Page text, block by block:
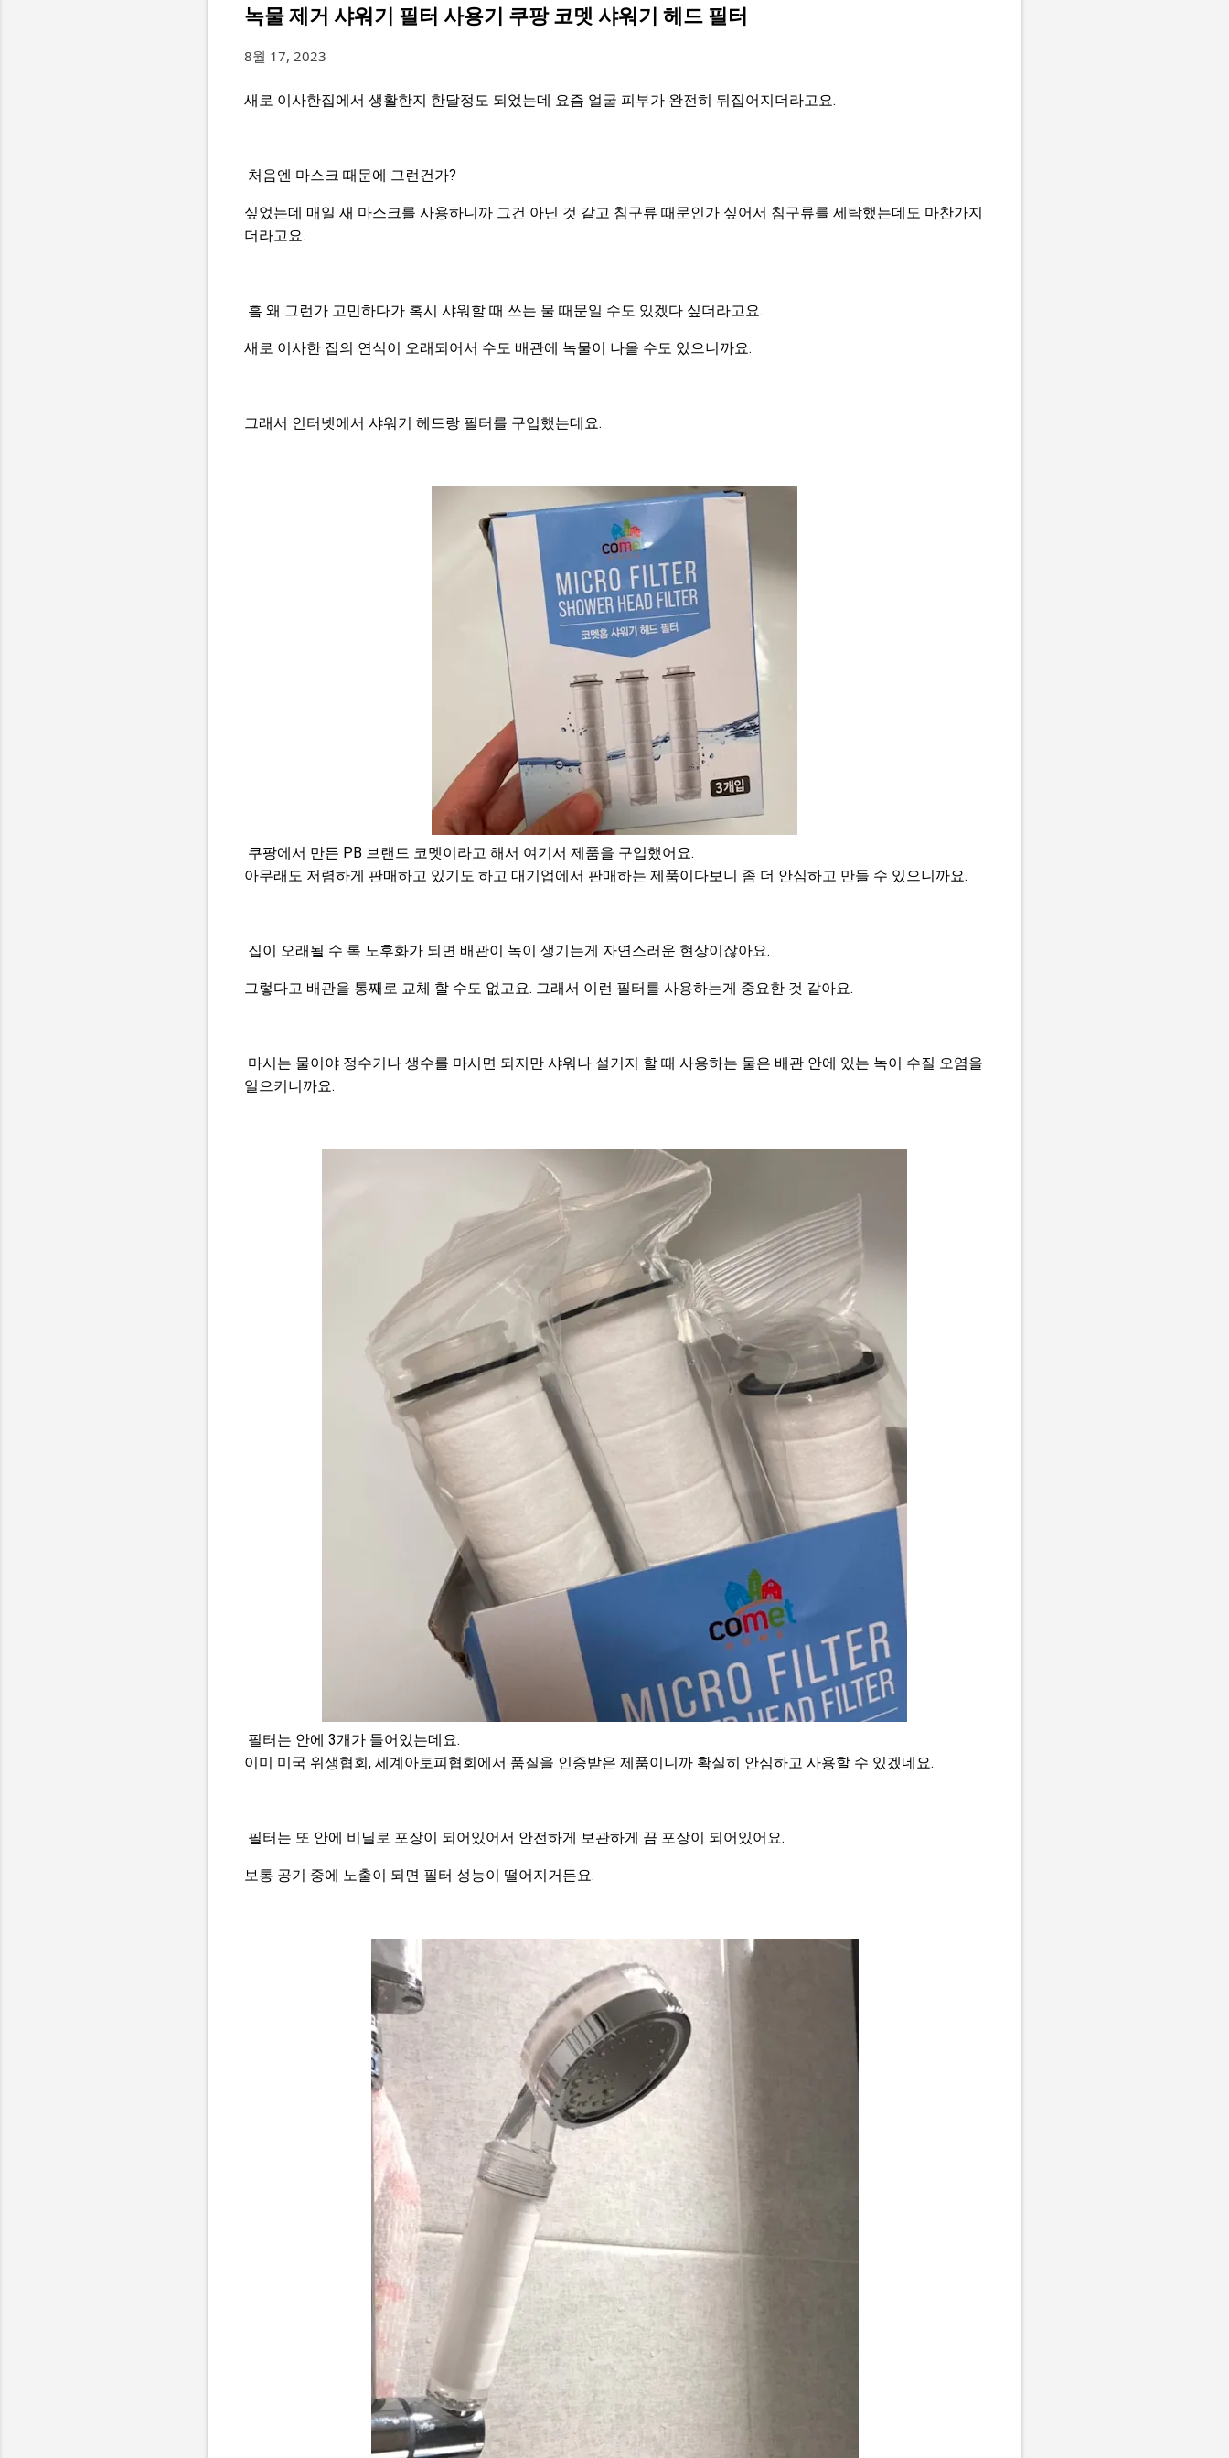
녹물 제거 샤워기 필터 사용기 쿠팡 코멧 샤워기 헤드 필터
8월 17, 2023
새로 이사한집에서 생활한지 한달정도 되었는데 요즘 얼굴 피부가 완전히 뒤집어지더라고요.
처음엔 마스크 때문에 그런건가?
싶었는데 매일 새 마스크를 사용하니까 그건 아닌 것 같고 침구류 때문인가 싶어서 침구류를 세탁했는데도 마찬가지
더라고요.
흠 왜 그런가 고민하다가 혹시 샤워할 때 쓰는 물 때문일 수도 있겠다 싶더라고요.
새로 이사한 집의 연식이 오래되어서 수도 배관에 녹물이 나올 수도 있으니까요.
그래서 인터넷에서 샤워기 헤드랑 필터를 구입했는데요.
쿠팡에서 만든 PB 브랜드 코멧이라고 해서 여기서 제품을 구입했어요.
아무래도 저렴하게 판매하고 있기도 하고 대기업에서 판매하는 제품이다보니 좀 더 안심하고 만들 수 있으니까요.
집이 오래될 수 록 노후화가 되면 배관이 녹이 생기는게 자연스러운 현상이잖아요.
그렇다고 배관을 통째로 교체 할 수도 없고요. 그래서 이런 필터를 사용하는게 중요한 것 같아요.
마시는 물이야 정수기나 생수를 마시면 되지만 샤워나 설거지 할 때 사용하는 물은 배관 안에 있는 녹이 수질 오염을
일으키니까요.
필터는 안에 3개가 들어있는데요.
이미 미국 위생협회, 세계아토피협회에서 품질을 인증받은 제품이니까 확실히 안심하고 사용할 수 있겠네요.
필터는 또 안에 비닐로 포장이 되어있어서 안전하게 보관하게 끔 포장이 되어있어요.
보통 공기 중에 노출이 되면 필터 성능이 떨어지거든요.